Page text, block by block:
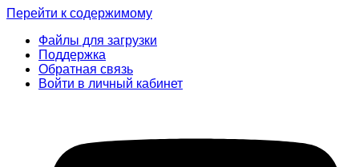
Перейти к содержимому
Файлы для загрузки
Поддержка
Обратная связь
Войти в личный кабинет